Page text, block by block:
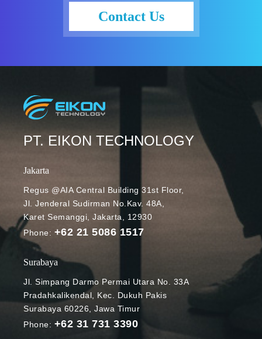
penyimpanan
data ini, Anda
menggunakan
Google Cloud.
Google Cloud
yang bisa
Berikut
ulasannya
yang perlu
Anda tahu.
Dual-Region
Hp.com
Google Cloud
Storage
menjadi salah
Contact Us
PT. EIKON TECHNOLOGY
Jakarta
Regus @AIA Central Building 31st Floor,
Jl. Jenderal Sudirman No.Kav. 48A,
Karet Semanggi, Jakarta, 12930
Phone: +62 21 5086 1517
Surabaya
Jl. Simpang Darmo Permai Utara No. 33A
Pradahkalikendal, Kec. Dukuh Pakis
Surabaya 60226, Jawa Timur
Phone: +62 31 731 3390